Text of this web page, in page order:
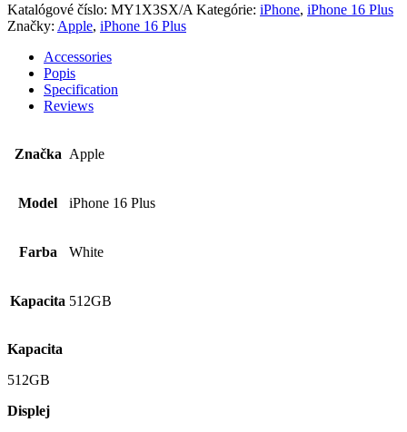
Katalógové číslo: MY1X3SX/A Kategórie: iPhone, iPhone 16 Plus
Značky: Apple, iPhone 16 Plus
Accessories
Popis
Specification
Reviews
Značka Apple
Model iPhone 16 Plus
Farba White
Kapacita 512GB
Kapacita
512GB
Displej